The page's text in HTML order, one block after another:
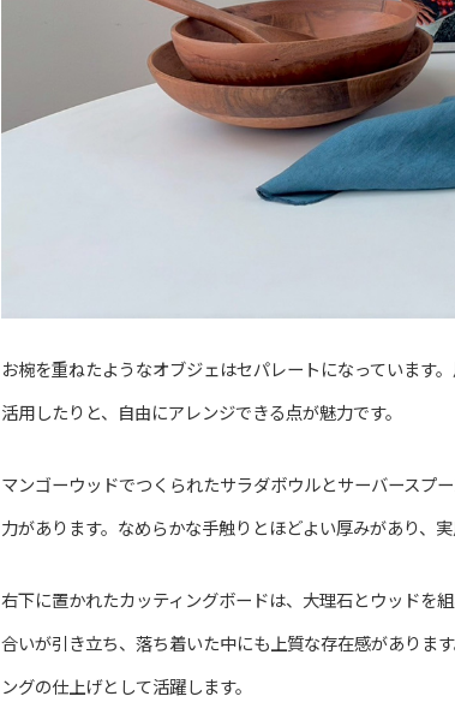
お椀を重ねたようなオブジェはセパレートになっています
活用したりと、自由にアレンジできる点が魅力です。
マンゴーウッドでつくられたサラダボウルとサーバースプ
力があります。なめらかな手触りとほどよい厚みがあり、
右下に置かれたカッティングボードは、大理石とウッドを
合いが引き立ち、落ち着いた中にも上質な存在感がありま
ングの仕上げとして活躍します。